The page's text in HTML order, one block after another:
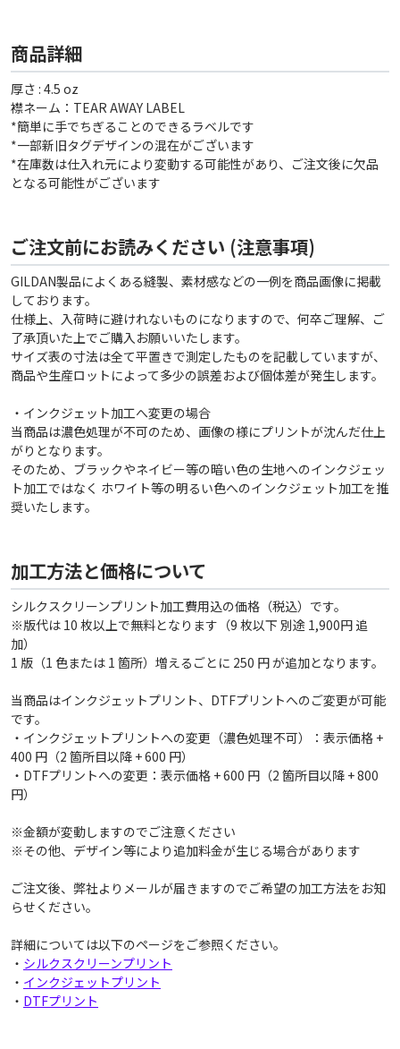
商品詳細
厚さ : 4.5 oz
襟ネーム：TEAR AWAY LABEL
*簡単に手でちぎることのできるラベルです
*一部新旧タグデザインの混在がございます
*在庫数は仕入れ元により変動する可能性があり、ご注文後に欠品
となる可能性がございます
ご注文前にお読みください (注意事項)
GILDAN製品によくある縫製、素材感などの一例を商品画像に掲載
しております。
仕様上、入荷時に避けれないものになりますので、何卒ご理解、ご
了承頂いた上でご購入お願いいたします。
サイズ表の寸法は全て平置きで測定したものを記載していますが、
商品や生産ロットによって多少の誤差および個体差が発生します。
・インクジェット加工へ変更の場合
当商品は濃色処理が不可のため、画像の様にプリントが沈んだ仕上
がりとなります。
そのため、ブラックやネイビー等の暗い色の生地へのインクジェッ
ト加工ではなく ホワイト等の明るい色へのインクジェット加工を推
奨いたします。
加工方法と価格について
シルクスクリーンプリント加工費用込の価格（税込）です。
※版代は 10 枚以上で無料となります（9 枚以下 別途 1,900円 追
加）
1 版（1 色または 1 箇所）増えるごとに 250 円 が追加となります。
当商品はインクジェットプリント、DTFプリントへのご変更が可能
です。
・インクジェットプリントへの変更（濃色処理不可）：表示価格 +
400 円（2 箇所目以降 + 600 円）
・DTFプリントへの変更：表示価格 + 600 円（2 箇所目以降 + 800
円）
※金額が変動しますのでご注意ください
※その他、デザイン等により追加料金が生じる場合があります
ご注文後、弊社よりメールが届きますのでご希望の加工方法をお知
らせください。
詳細については以下のページをご参照ください。
・ シルクスクリーンプリント
・ インクジェットプリント
・ DTFプリント